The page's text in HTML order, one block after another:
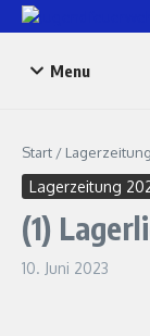
Zum Inhalt springen
Menu
Start /
Lagerzeitung
(1)
10. Juni 2023